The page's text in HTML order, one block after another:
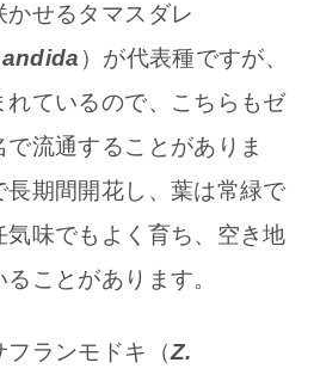
かせるタマスダレ
）が代表種ですが、
れているので、こちらもゼ
流通することがありま
期間開花し、葉は常緑で
味でもよく育ち、空き地
ことがあります。
フランモドキ（Z.